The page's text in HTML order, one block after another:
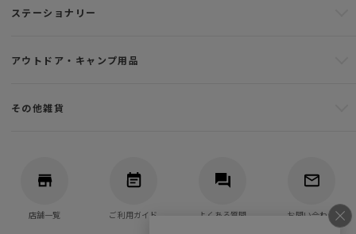
ステーショナリー
アウトドア・キャンプ用品
その他雑貨
店舗一覧 ご利用ガイド よくある質問 お問い合わせ